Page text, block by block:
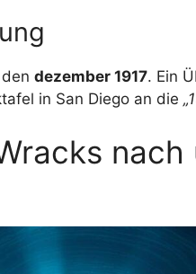
dezember 1917. Ein
in San Diego an die
nach